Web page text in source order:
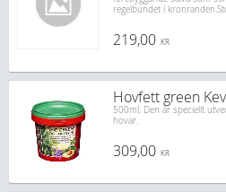
regelbundet i
219,00 KR
Hovfett green
500ml, Den är speciellt
hovar.
309,00 KR